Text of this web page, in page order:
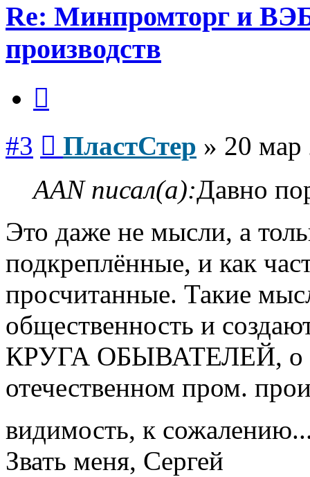
Re: Минпромторг и
производств
#3 ПластСтер » 20 мар
AAN писал(а):Давно
Это даже не мысли, а
подкреплённые, и как
просчитанные. Такие
общественность и
КРУГА ОБЫВАТЕЛЕЙ, о
отечественном пром.
видимость, к
Звать меня, Сергей